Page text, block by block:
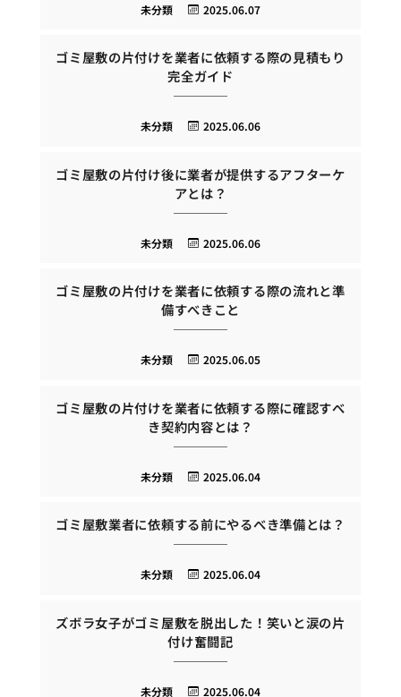
2025.06.07
未分類
ゴミ屋敷の片付けを業者に依頼する際の見積もり
完全ガイド
2025.06.06
未分類
ゴミ屋敷の片付け後に業者が提供するアフターケ
アとは？
2025.06.06
未分類
ゴミ屋敷の片付けを業者に依頼する際の流れと準
備すべきこと
2025.06.05
未分類
ゴミ屋敷の片付けを業者に依頼する際に確認すべ
き契約内容とは？
2025.06.04
未分類
ゴミ屋敷業者に依頼する前にやるべき準備とは？
2025.06.04
未分類
ズボラ女子がゴミ屋敷を脱出した！笑いと涙の片
付け奮闘記
2025.06.04
未分類